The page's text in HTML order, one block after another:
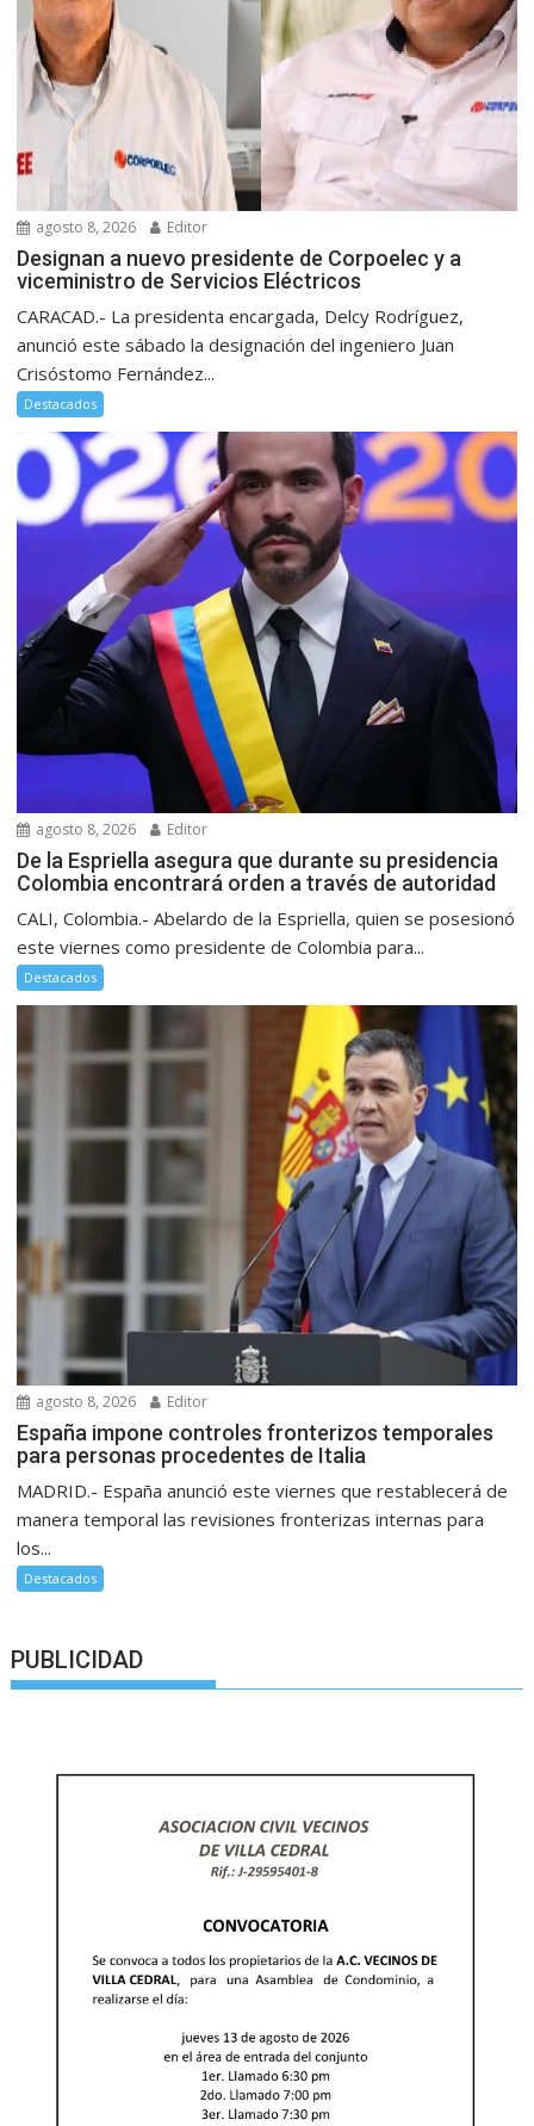
agosto 8, 2026 Editor
Designan a nuevo presidente de Corpoelec y a
viceministro de Servicios Eléctricos
CARACAD.- La presidenta encargada, Delcy Rodríguez,
anunció este sábado la designación del ingeniero Juan
Crisóstomo Fernández...
Destacados
agosto 8, 2026 Editor
De la Espriella asegura que durante su presidencia
Colombia encontrará orden a través de autoridad
CALI, Colombia.- Abelardo de la Espriella, quien se posesionó
este viernes como presidente de Colombia para...
Destacados
agosto 8, 2026 Editor
España impone controles fronterizos temporales
para personas procedentes de Italia
MADRID.- España anunció este viernes que restablecerá de
manera temporal las revisiones fronterizas internas para
los...
Destacados
PUBLICIDAD